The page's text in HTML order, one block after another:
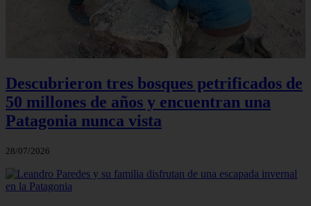
Descubrieron tres bosques petrificados de
50 millones de años y encuentran una
Patagonia nunca vista
28/07/2026